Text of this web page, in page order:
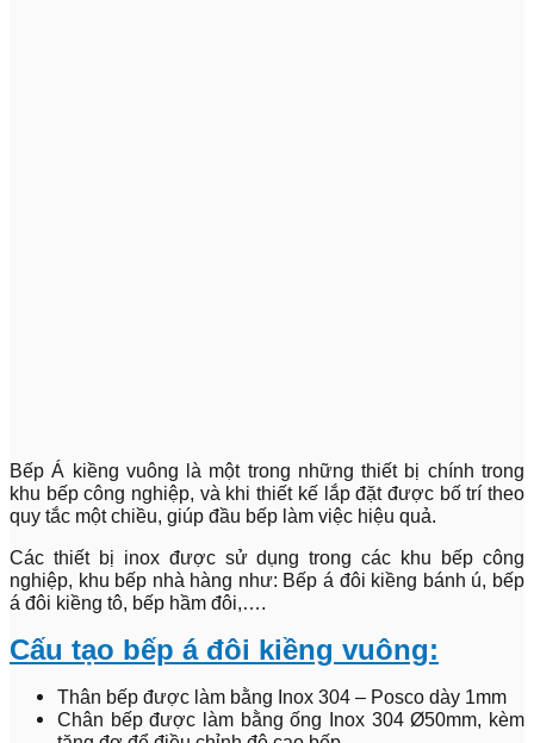
Bếp Á kiềng vuông là một trong những thiết bị chính trong
khu bếp công nghiệp, và khi thiết kế lắp đặt được bố trí theo
quy tắc một chiều, giúp đầu bếp làm việc hiệu quả.
Các thiết bị inox được sử dụng trong các khu bếp công
nghiệp, khu bếp nhà hàng như: Bếp á đôi kiềng bánh ú, bếp
á đôi kiềng tô, bếp hầm đôi,….
Cấu tạo bếp á đôi kiềng vuông:
Thân bếp được làm bằng Inox 304 – Posco dày 1mm
Chân bếp được làm bằng ống Inox 304 Ø50mm, kèm